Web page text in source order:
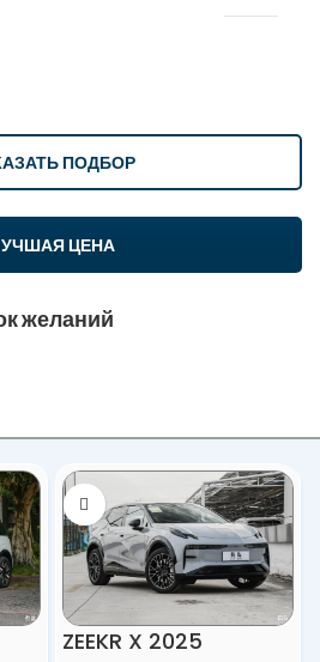
ЦЕНА
ПОДБОР
желаний
ZEEKR X 2025